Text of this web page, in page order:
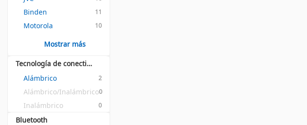
Binden 11
Motorola 10
Mostrar más
Tecnología de conectividad
Alámbrico
2
Alámbrico/Inalámbrico0
Inalámbrico 0
Bluetooth